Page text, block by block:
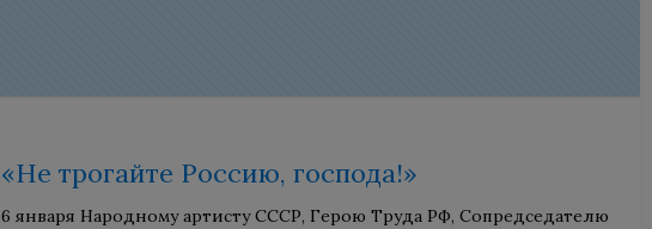
«Не трогайте Россию, господа!»
6 января Народному артисту СССР, Герою Труда РФ, Сопредседателю